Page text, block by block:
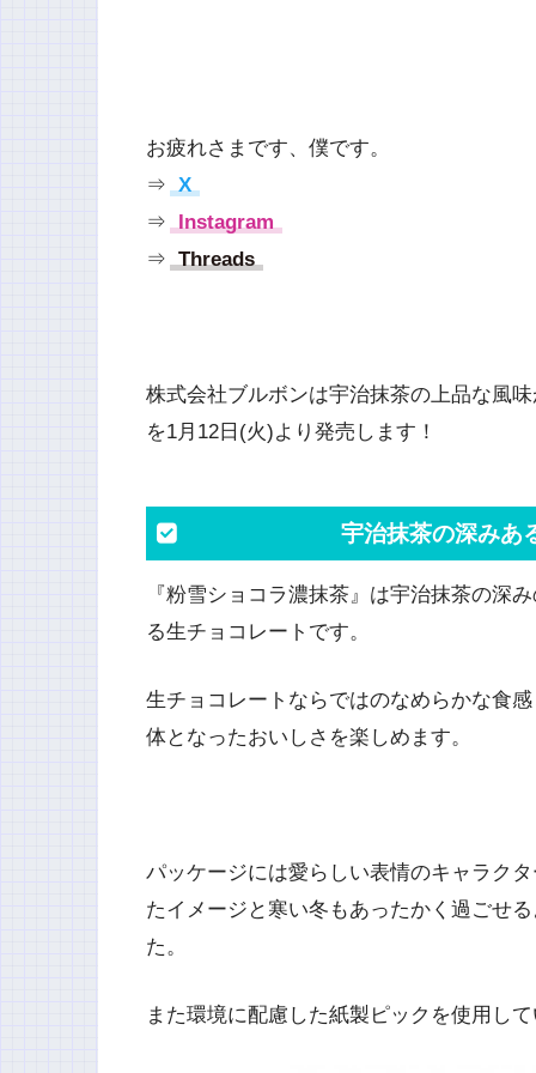
お疲れさまです、僕です。
⇒ X
⇒ Instagram
⇒ Threads
株式会社ブルボンは宇治抹茶の上品な風
を1月12日(火)より発売します！
宇治抹茶の深みあ
『粉雪ショコラ濃抹茶』は宇治抹茶の深
る生チョコレートです。
生チョコレートならではのなめらかな食
体となったおいしさを楽しめます。
パッケージには愛らしい表情のキャラク
たイメージと寒い冬もあったかく過ごせ
た。
また環境に配慮した紙製ピックを使用し